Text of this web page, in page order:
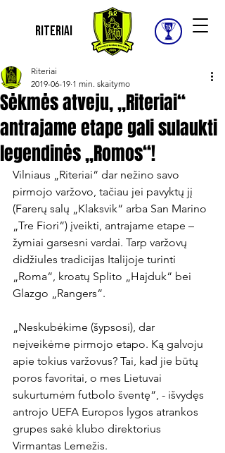
Riteriai
Sėkmės atveju, „Riteriai“
antrajame etape gali sulaukti
legendinės „Romos“!
Riteriai
2019-06-19 1 min. skaitymo
Vilniaus „Riteriai“ dar nežino savo
pirmojo varžovo, tačiau jei pavyktų jį
(Farerų salų „Klaksvik“ arba San Marino
„Tre Fiori“) įveikti, antrajame etape –
žymiai garsesni vardai. Tarp varžovų
didžiules tradicijas Italijoje turinti
„Roma“, kroatų Splito „Hajduk“ bei
Glazgo „Rangers“.
„Neskubėkime (šypsosi), dar
neįveikėme pirmojo etapo. Ką galvoju
apie tokius varžovus? Tai, kad jie būtų
poros favoritai, o mes Lietuvai
sukurtumėm futbolo šventę“, - išvydęs
antrojo UEFA Europos lygos atrankos
grupes sakė klubo direktorius
Virmantas Lemežis.